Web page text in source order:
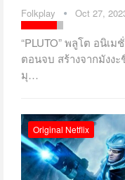
Folkplay Oct 27,
“PLUTO” พลูโต อนิเ
ตอนจบ สร้างจากมังง
มุ…
Original Netflix